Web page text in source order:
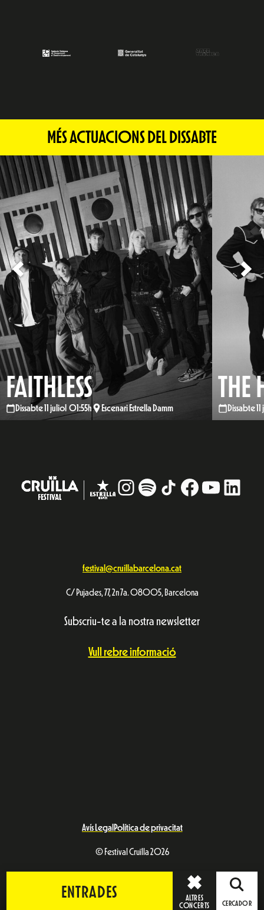
MÉS ACTUACIONS DEL DISSABTE
FAITHLESS
Dissabte 11 juliol 01:55h Escenari Estrella Damm
THE
Dissabte
Instagram
# TikTokFacebook
festival@cruillabarcelona.cat
C/ Pujades, 77, 2n 7a. 08005, Barcelona
Subscriu-te a la nostra newsletter
Vull rebre informació
Avís Legal Política de privacitat
© Festival Cruïlla 2026
ENTRADES
ALTRES
CONCERTS
CERCADOR